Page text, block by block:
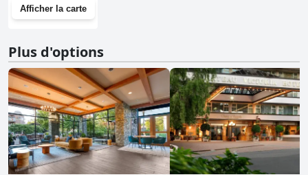
Afficher la carte
Plus d'options